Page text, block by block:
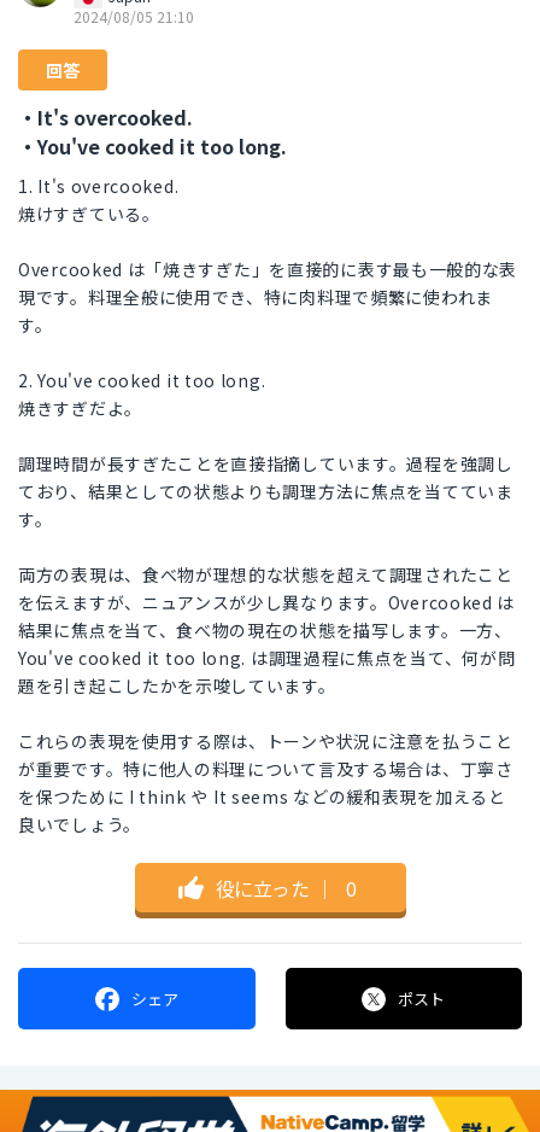
2024/08/05 21:10
回答
・It's overcooked.
・You've cooked it too long.
1. It's overcooked.
焼けすぎている。
Overcooked は「焼きすぎた」を直接的に表す最も一般的な表
現です。料理全般に使用でき、特に肉料理で頻繁に使われま
す。
2. You've cooked it too long.
焼きすぎだよ。
調理時間が長すぎたことを直接指摘しています。過程を強調し
ており、結果としての状態よりも調理方法に焦点を当てていま
す。
両方の表現は、食べ物が理想的な状態を超えて調理されたこと
を伝えますが、ニュアンスが少し異なります。Overcooked は
結果に焦点を当て、食べ物の現在の状態を描写します。一方、
You've cooked it too long. は調理過程に焦点を当て、何が問
題を引き起こしたかを示唆しています。
これらの表現を使用する際は、トーンや状況に注意を払うこと
が重要です。特に他人の料理について言及する場合は、丁寧さ
を保つために I think や It seems などの緩和表現を加えると
良いでしょう。
役に立った ｜ 0
シェア ポスト